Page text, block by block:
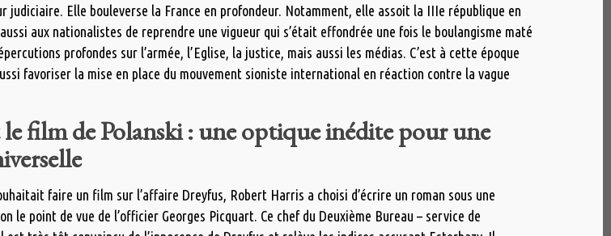
judiciaire. Elle bouleverse la France en profondeur. Notamment, elle assoit la IIIe république en
aux nationalistes de reprendre une vigueur qui s’était effondrée une fois le boulangisme maté
profondes sur l’armée, l’Eglise, la justice, mais aussi les médias. C’est à cette époque
favoriser la mise en place du mouvement sioniste international en réaction contre la vague
film de Polanski : une optique inédite pour une
faire un film sur l’affaire Dreyfus, Robert Harris a choisi d’écrire un roman sous une
le point de vue de l’officier Georges Picquart. Ce chef du Deuxième Bureau – service de